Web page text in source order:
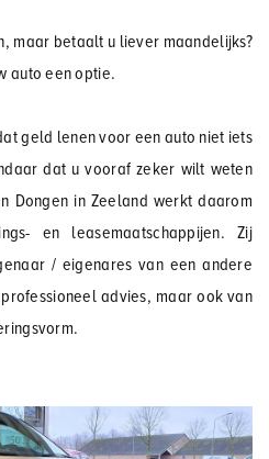
maar betaalt u liever maandelijks?
auto een optie.
geld lenen voor een auto niet iets
dat u vooraf zeker wilt weten
Dongen in Zeeland werkt daarom
en leasemaatschappijen. Zij
/ eigenares van een andere
advies, maar ook van